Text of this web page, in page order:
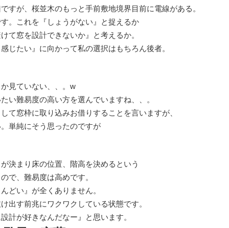
すが、桜並木のもっと手前敷地境界目前に電線がある。
。これを『しょうがない』と捉えるか
て窓を設計できないか』と考えるか。
じたい』に向かって私の選択はもちろん後者。
見ていない、、。w
い難易度の高い方を選んでいますね、、。
て窓枠に取り込みお借りすることを言いますが、
単純にそう思ったのですが
決まり床の位置、階高を決めるという
で、難易度は高めです。
どい』が全くありません。
出す前兆にワクワクしている状態です。
計が好きなんだなー』と思います。